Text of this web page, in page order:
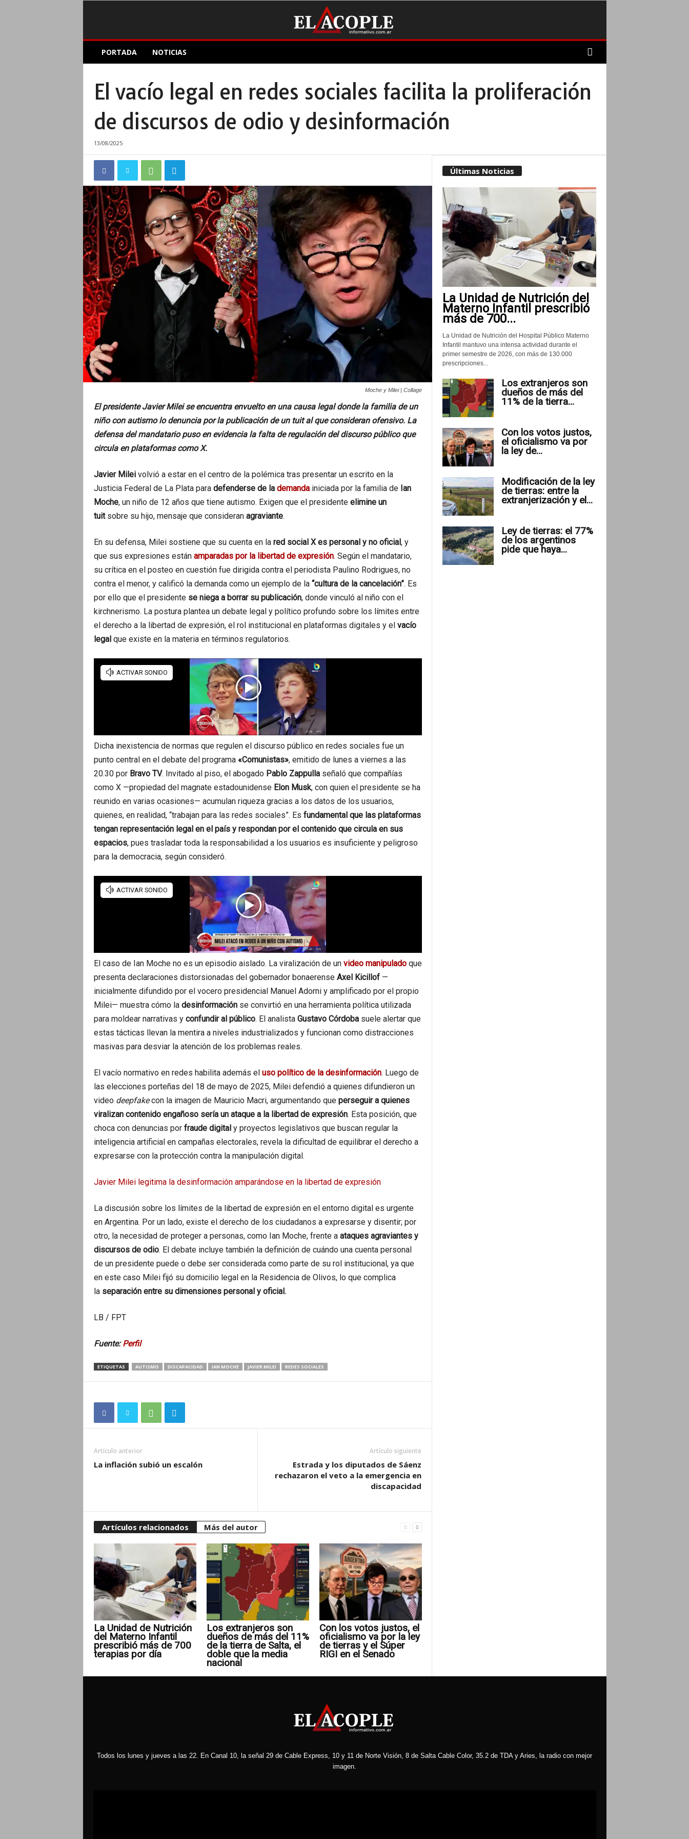
A
m
a
t
i
v
o
PORTADA NOTICIAS
El vacío legal en redes sociales facilita la proliferación
de discursos de odio y desinformación
13/08/2025
Moche y Milei | Collage
El presidente Javier Milei se encuentra envuelto en una causa legal donde la familia de un
niño con autismo lo denuncia por la publicación de un tuit al que consideran ofensivo. La
defensa del mandatario puso en evidencia la falta de regulación del discurso público que
circula en plataformas como X.
Javier Mileivolvió a estar en el centro de la polémica tras presentar un escrito en la
Justicia Federal de La Plata para defenderse de la demanda iniciada por la familia de Ian
Moche, un niño de 12 años que tiene autismo. Exigen que el presidente elimine un
tuit sobre su hijo, mensaje que consideran agraviante.
En su defensa, Milei sostiene que su cuenta en la red social X es personal y no oficial, y
que sus expresiones están amparadas por la libertad de expresión. Según el mandatario,
su crítica en el posteo en cuestión fue dirigida contra el periodista Paulino Rodrigues, no
contra el menor, y calificó la demanda como un ejemplo de la “cultura de la cancelación”. Es
por ello que el presidente se niega a borrar su publicación, donde vinculó al niño con el
kirchnerismo. La postura plantea un debate legal y político profundo sobre los límites entre
el derecho a la libertad de expresión, el rol institucional en plataformas digitales y el vacío
legalque existe en la materia en términos regulatorios.
Dicha inexistencia de normas que regulen el discurso público en redes sociales fue un
punto central en el debate del programa «Comunistas», emitido de lunes a viernes a las
20.30 por Bravo TV. Invitado al piso, el abogado Pablo Zappullaseñaló que compañías
como X —propiedad del magnate estadounidense Elon Musk, con quien el presidente se ha
reunido en varias ocasiones— acumulan riqueza gracias a los datos de los usuarios,
quienes, en realidad, “trabajan para las redes sociales”. Es fundamental que las plataformas
tengan representación legal en el país y respondan por el contenido que circula en sus
espacios, pues trasladar toda la responsabilidad a los usuarios es insuficiente y peligroso
para la democracia, según consideró.
El caso de Ian Moche no es un episodio aislado. La viralización de un video manipuladoque
presenta declaraciones distorsionadas del gobernador bonaerense Axel Kicillof—
inicialmente difundido por el vocero presidencial Manuel Adorni y amplificado por el propio
Milei— muestra cómo la desinformaciónse convirtió en una herramienta política utilizada
para moldear narrativas y confundir al público. El analista Gustavo Córdobasuele alertar que
estas tácticas llevan la mentira a niveles industrializados y funcionan como distracciones
masivas para desviar la atención de los problemas reales.
El vacío normativo en redes habilita además el uso político de la desinformación. Luego de
las elecciones porteñas del 18 de mayo de 2025, Milei defendió a quienes difundieron un
video deepfakecon la imagen de Mauricio Macri, argumentando que perseguir a quienes
viralizan contenido engañoso sería un ataque a la libertad de expresión. Esta posición, que
choca con denuncias por fraude digitaly proyectos legislativos que buscan regular la
inteligencia artificial en campañas electorales, revela la dificultad de equilibrar el derecho a
expresarse con la protección contra la manipulación digital.
Javier Milei legitima la desinformación amparándose en la libertad de expresión
La discusión sobre los límites de la libertad de expresión en el entorno digital es urgente
en Argentina. Por un lado, existe el derecho de los ciudadanos a expresarse y disentir; por
otro, la necesidad de proteger a personas, como Ian Moche, frente a ataques agraviantes y
discursos de odio. El debate incluye también la definición de cuándo una cuenta personal
de un presidente puede o debe ser considerada como parte de su rol institucional, ya que
en este caso Milei fijó su domicilio legal en la Residencia de Olivos, lo que complica
la separación entre su dimensiones personal y oficial.
LB / FPT
Fuente:Perfil
ETIQUETAS AUTISMO DISCAPACIDAD IAN MOCHE JAVIER MILEI REDES SOCIALES
Artículo anterior
La inflación subió un escalón
Artículo siguiente
Estrada y los diputados de Sáenz
rechazaron el veto a la emergencia en
discapacidad
Artículos relacionados Más del autor
La Unidad de Nutrición
del Materno Infantil
prescribió más de 700
terapias por día
Los extranjeros son
dueños de más del 11%
de la tierra de Salta, el
doble que la media
nacional
Con los votos justos, el
oficialismo va por la ley
de tierras y el Súper
RIGI en el Senado
Últimas Noticias
La Unidad de Nutrición del
Materno Infantil prescribió
más de 700...
La Unidad de Nutrición del Hospital Público Materno
Infantil mantuvo una intensa actividad durante el
primer semestre de 2026, con más de 130.000
prescripciones...
Los extranjeros son
dueños de más del
11% de la tierra...
Con los votos justos,
el oficialismo va por
la ley de...
Modificación de la ley
de tierras: entre la
extranjerización y el...
Ley de tierras: el 77%
de los argentinos
pide que haya...
Todos los lunes y jueves a las 22. En Canal 10, la señal 29 de Cable Express, 10 y 11 de Norte Visión, 8 de Salta Cable Color, 35.2 de TDA y Aries, la radio con mejor
imagen.